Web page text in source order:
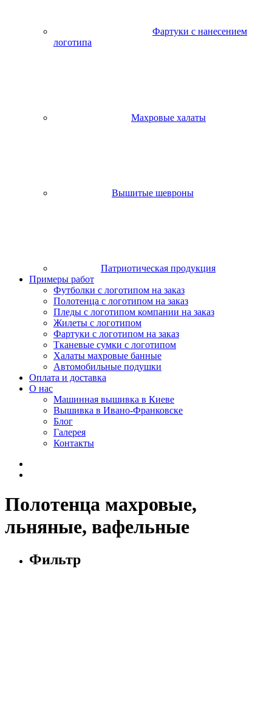
Фартуки с нанесением
логотипа
Махровые халаты
Вышитые шевроны
Патриотическая продукция
Примеры работ
Футболки с логотипом на заказ
Полотенца с логотипом на заказ
Пледы с логотипом компании на заказ
Жилеты с логотипом
Фартуки с логотипом на заказ
Тканевые сумки с логотипом
Халаты махровые банные
Автомобильные подушки
Оплата и доставка
О нас
Машинная вышивка в Киеве
Вышивка в Ивано-Франковске
Блог
Галерея
Контакты
Полотенца махровые,
льняные, вафельные
Фильтр